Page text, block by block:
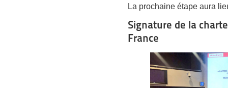
La prochaine étape aura
Signature de la
France